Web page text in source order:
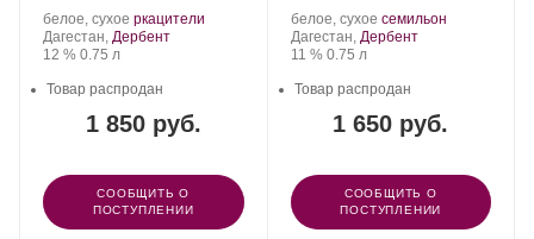
Производитель:
ООО
«Агролайн».
белое, сухое .
Сорт
ркацители
Регион:
Дагестан, Дербент
Крепость
12 %. Объем
0.75 л
1 850 руб.
Товар распродан
СООБЩИТЬ О
ПОСТУПЛЕНИИ
Производитель:
ООО
«Агролайн».
белое, сухое .
Сорт
семильон.
Регион:
Дагестан, Дербент
Крепость
11 %. Объем
0.75 л
1 650 руб.
Товар распродан
СООБЩИТЬ О
ПОСТУПЛЕНИИ